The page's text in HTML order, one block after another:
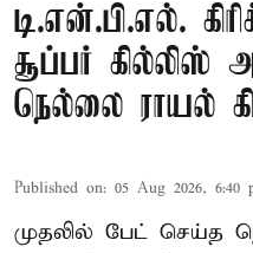
டி.என்.பி.எல்.
சூப்பர்
நெல்லை ராயல்
Published on: 05 Aug 2026, 6:40
முதலில் பேட் செய்த